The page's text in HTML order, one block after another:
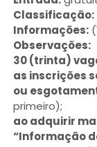
Classificação:
Informações:
Observações:
30 (trinta)
as inscrições
ou
primeiro);
ao adquirir
“Informação